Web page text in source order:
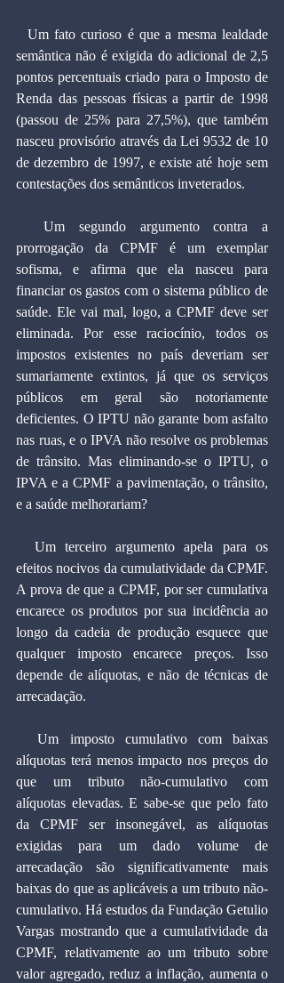
semântica não é exigida do adicional de 2,5
pontos percentuais criado para o Imposto de
Renda das pessoas físicas a partir de 1998
(passou de 25% para 27,5%), que também
nasceu provisório através da Lei 9532 de 10
de dezembro de 1997, e existe até hoje sem
contestações dos semânticos inveterados.
  Um segundo argumento contra a
prorrogação da CPMF é um exemplar
sofisma, e afirma que ela nasceu para
financiar os gastos com o sistema público de
saúde. Ele vai mal, logo, a CPMF deve ser
eliminada. Por esse raciocínio, todos os
impostos existentes no país deveriam ser
sumariamente extintos, já que os serviços
públicos em geral são notoriamente
deficientes. O IPTU não garante bom asfalto
nas ruas, e o IPVA não resolve os problemas
de trânsito. Mas eliminando-se o IPTU, o
IPVA e a CPMF a pavimentação, o trânsito,
e a saúde melhorariam?
efeitos nocivos da cumulatividade da CPMF.
A prova de que a CPMF, por ser cumulativa
encarece os produtos por sua incidência ao
longo da cadeia de produção esquece que
qualquer imposto encarece preços. Isso
depende de alíquotas, e não de técnicas de
arrecadação.
  Um imposto cumulativo com baixas
alíquotas terá menos impacto nos preços do
que um tributo não-cumulativo com
alíquotas elevadas. E sabe-se que pelo fato
da CPMF ser insonegável, as alíquotas
exigidas para um dado volume de
arrecadação são significativamente mais
baixas do que as aplicáveis a um tributo não-
cumulativo. Há estudos da Fundação Getulio
Vargas mostrando que a cumulatividade da
CPMF, relativamente ao um tributo sobre
valor agregado, reduz a inflação, aumenta o